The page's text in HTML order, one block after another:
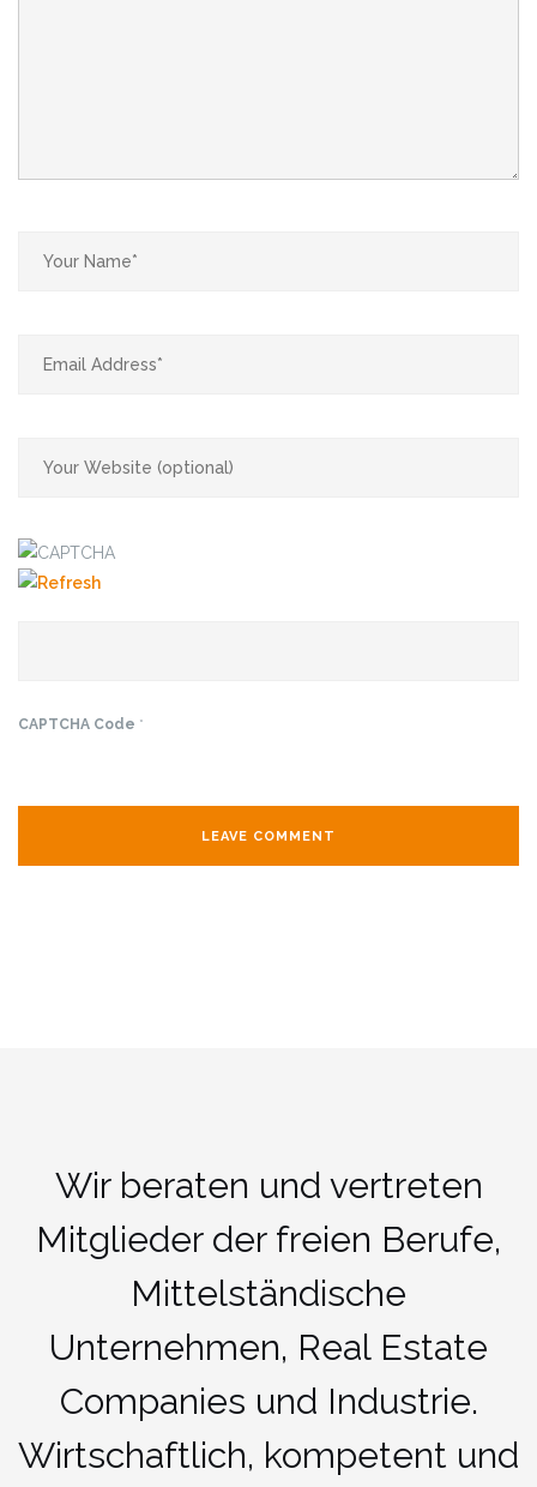
CAPTCHA Code *
Wir beraten und vertreten
Mitglieder der freien Berufe,
Mittelständische
Unternehmen, Real Estate
Companies und Industrie.
Wirtschaftlich, kompetent und